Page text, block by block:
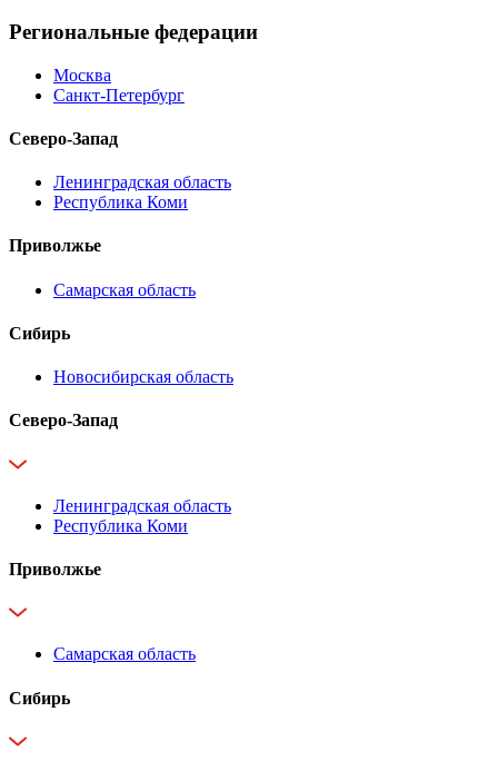
Региональные федерации
Москва
Санкт-Петербург
Северо-Запад
Ленинградская область
Республика Коми
Приволжье
Самарская область
Сибирь
Новосибирская область
Северо-Запад
Ленинградская область
Республика Коми
Приволжье
Самарская область
Сибирь